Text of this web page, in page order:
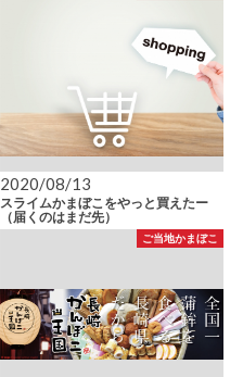
2020/08/13
スライムかまぼこをやっと買えたー
（届くのはまだ先）
ご当地かまぼこ